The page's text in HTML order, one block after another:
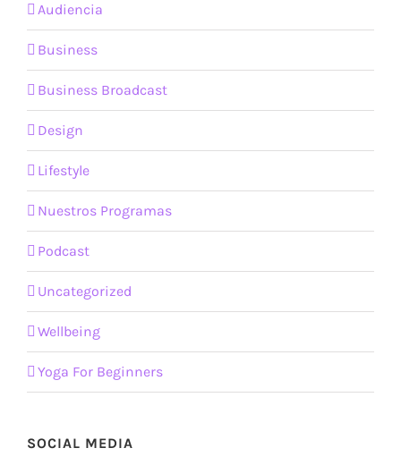
Audiencia
Business
Business Broadcast
Design
Lifestyle
Nuestros Programas
Podcast
Uncategorized
Wellbeing
Yoga For Beginners
SOCIAL MEDIA